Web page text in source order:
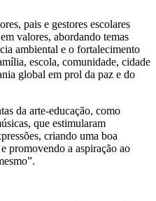
pais e gestores escolares
valores, abordando temas
ambiental e o fortalecimento
escola, comunidade, cidade
global em prol da paz e do
da arte-educação, como
que estimularam
criando uma boa
promovendo a aspiração ao